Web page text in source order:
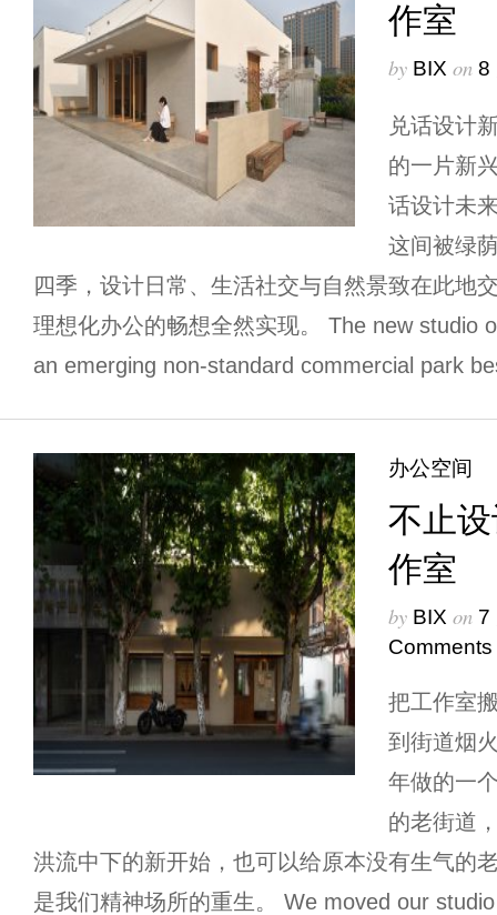
作室
by BIX on 8
兑话设计
的一片新
话设计未
这间被绿
四季，设计日常、生活社交与自然景致在此地
理想化办公的畅想全然实现。 The new studio
an emerging non-standard commercial park
办公空间
不止
作室
by BIX on 7
Comments
把工作室
到街道烟
年做的一
的老街道
洪流中下的新开始，也可以给原本没有生气的
是我们精神场所的重生。 We moved our